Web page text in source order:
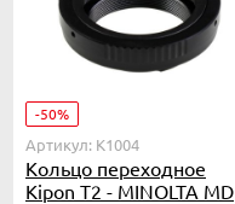
-50%
Артикул: K1004
Кольцо переходное
Kipon T2 - MINOLTA MD